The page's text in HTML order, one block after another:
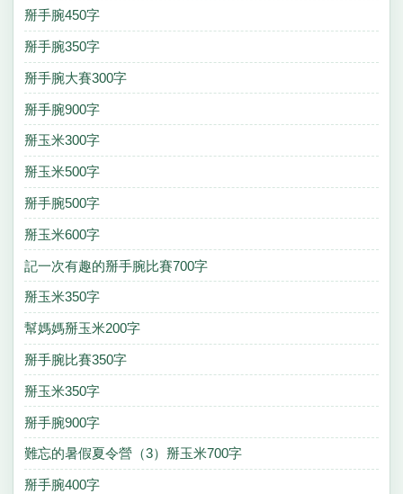
掰手腕450字
掰手腕350字
掰手腕大賽300字
掰手腕900字
掰玉米300字
掰玉米500字
掰手腕500字
掰玉米600字
記一次有趣的掰手腕比賽700字
掰玉米350字
幫媽媽掰玉米200字
掰手腕比賽350字
掰玉米350字
掰手腕900字
難忘的暑假夏令營（3）掰玉米700字
掰手腕400字